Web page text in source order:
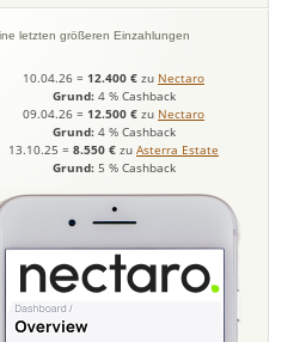
letzten größeren Einzahlungen
10.04.26 = 12.400 € zu Nectaro
Grund: 4 % Cashback
09.04.26 = 12.500 € zu Nectaro
Grund: 4 % Cashback
13.10.25 = 8.550 € zu Asterra Estate
Grund: 5 % Cashback